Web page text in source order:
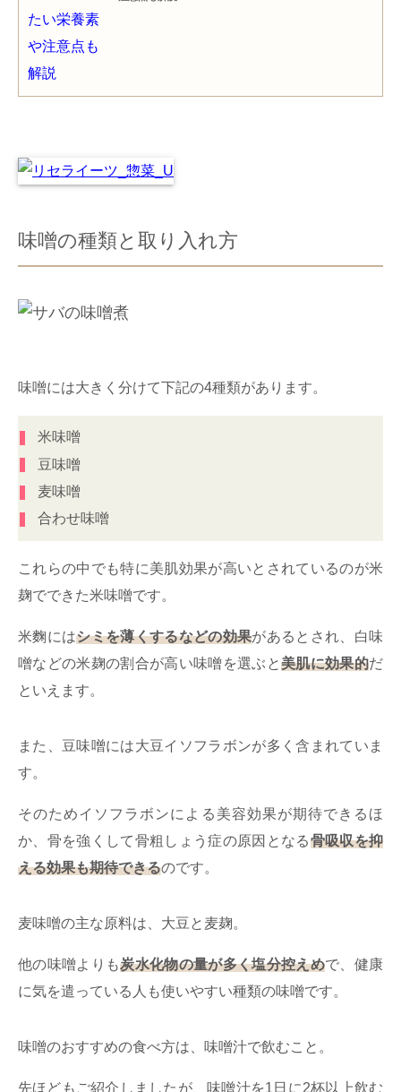
味噌の種類と取り入れ方
味噌には大きく分けて下記の4種類があります。
米味噌
豆味噌
麦味噌
合わせ味噌
これらの中でも特に美肌効果が高いとされているのが米
麹でできた米味噌です。
米麴にはシミを薄くするなどの効果があるとされ、白味
噌などの米麹の割合が高い味噌を選ぶと美肌に効果的だ
といえます。
また、豆味噌には大豆イソフラボンが多く含まれていま
す。
そのためイソフラボンによる美容効果が期待できるほ
か、骨を強くして骨粗しょう症の原因となる骨吸収を抑
える効果も期待できるのです。
麦味噌の主な原料は、大豆と麦麹。
他の味噌よりも炭水化物の量が多く塩分控えめで、健康
に気を遣っている人も使いやすい種類の味噌です。
味噌のおすすめの食べ方は、味噌汁で飲むこと。
先ほどもご紹介しましたが、味噌汁を1日に2杯以上飲む